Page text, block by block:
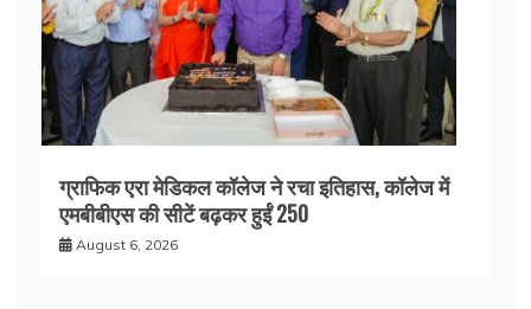
ग्राफिक एरा मेडिकल कॉलेज ने रचा इतिहास, कॉलेज में
एमबीबीएस की सीटें बढ़कर हुईं 250
August 6, 2026